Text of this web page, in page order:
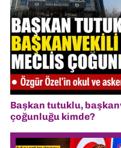
Başkan tutuklu,
çoğunluğu kimde?